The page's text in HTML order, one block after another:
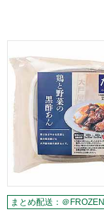
まとめ配送：＠FROZEN